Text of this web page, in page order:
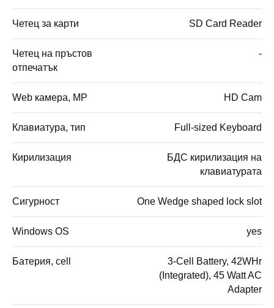
Четец за карти SD Card Reader
Четец на пръстов
отпечатък
-
Web камера, MP HD Cam
Клавиатура, тип Full-sized Keyboard
Кирилизация
БДС кирилизация на
клавиатурата
Сигурност One Wedge shaped lock slot
Windows OS yes
Батерия, cell
3-Cell Battery, 42WHr
(Integrated), 45 Watt AC
Adapter